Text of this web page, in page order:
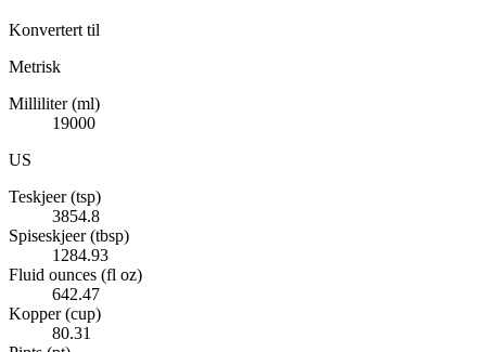
Konvertert til
Metrisk
Milliliter (ml)
19000
US
Teskjeer (tsp)
3854.8
Spiseskjeer (tbsp)
1284.93
Fluid ounces (fl oz)
642.47
Kopper (cup)
80.31